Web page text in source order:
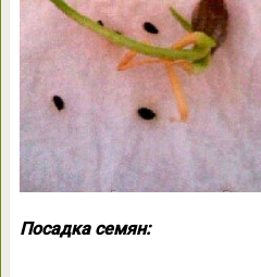
Посадка семян: